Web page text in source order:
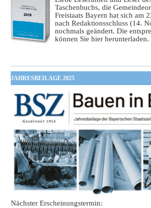
Taschenbuchs, die
Freistaats Bayern hat sich am
nach Redaktionsschluss (14.
nochmals geändert. Die
können Sie hier herunterladen.
JAHRESBEILAGE 2025
Nächster Erscheinungstermin: